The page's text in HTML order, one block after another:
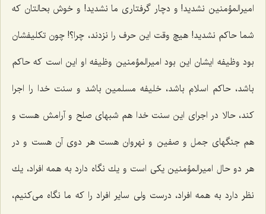
امیرالمؤمنین نشدید! و دچار گرفتاری ما نشدید! و خوش بحالتان كه
شما حاكم نشدید! هیچ وقت این حرف را نزدند، چرا؟! چون تكلیفشان
بود وظیفه ایشان این بود امیرالمؤمنین وظیفه او این است كه حاكم
باشد، حاكم اسلام باشد، خلیفه مسلمین باشد و سنت خدا را اجرا
كند، حالا در اجرای این سنت خدا هم شبهای صلح و آرامش هست و
هم جنگهای جمل و صفین و نهروان هست هر دوی آن هست و در
هر دو حال امیرالمؤمنین یكی است و یك نگاه دارد به همه افراد، یك
نظر دارد به همه افراد، درست ولی سایر افراد را كه ما نگاه می‌كنیم،